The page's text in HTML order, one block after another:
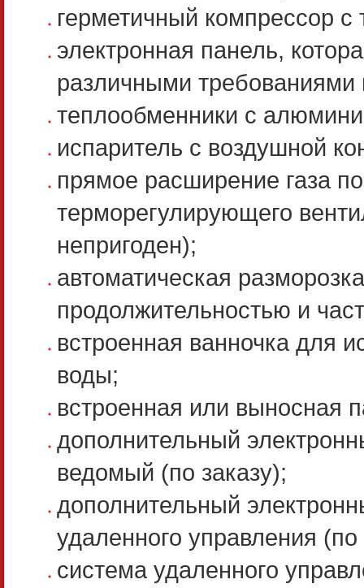
герметичный компрессор с
электронная панель,
различными требованиями
теплообменники с
испаритель с воздушной
прямое расширение газа
терморегулирующего
непригоден);
автоматическая
продолжительностью и
встроенная ванночка для
воды;
встроенная или выносная
дополнительный
ведомый (по заказу);
дополнительный
удаленного управления (по
система удаленного